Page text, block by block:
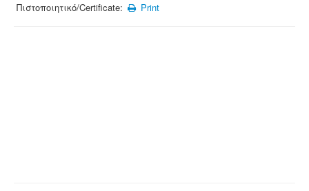
Πιστοποιητικό/Certificate: Print